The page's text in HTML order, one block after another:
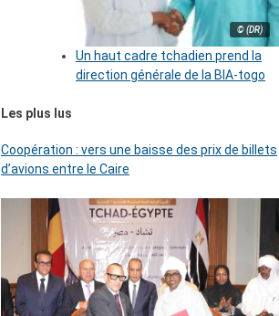
© (DR)
Un haut cadre tchadien prend la
direction générale de la BIA-togo
Les plus lus
Coopération : vers une baisse des prix de billets
d’avions entre le Caire